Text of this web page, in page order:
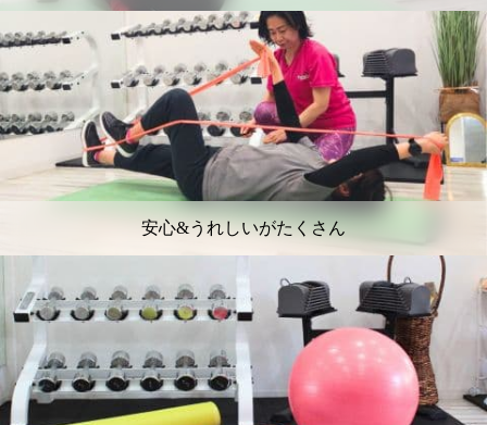
安心&うれしいがたくさん